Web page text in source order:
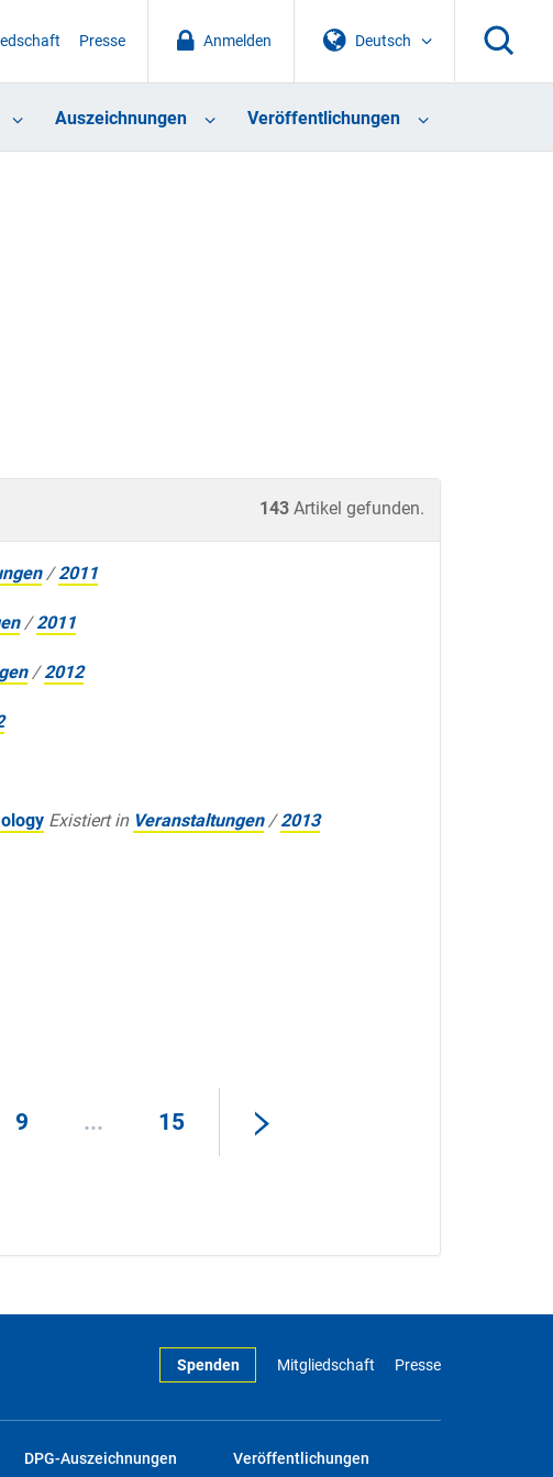
Deutsch
Anmelden
Presse
Auszeichnungen Veröffentlichungen
143 Artikel gefunden.
/2011
/2011
/2012
Existiert in Veranstaltungen /2013
9 ... 15
Spenden Mitgliedschaft Presse
DPG-Auszeichnungen Veröffentlichungen